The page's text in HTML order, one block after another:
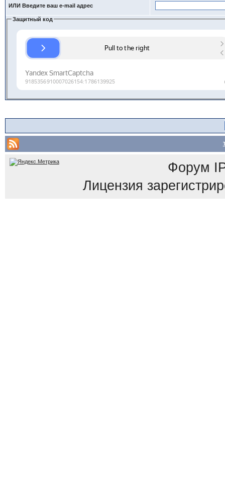
ИЛИ Введите ваш e-mail адрес
Защитный код
Форум
Лицензия